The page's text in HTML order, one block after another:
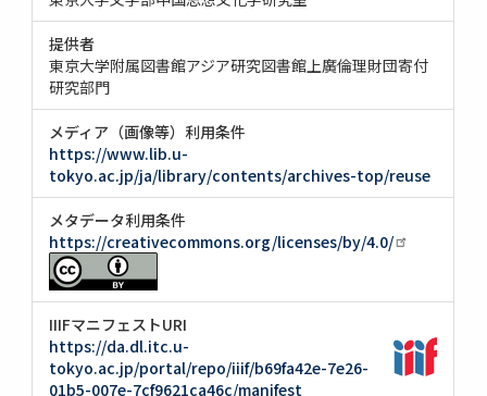
提供者
東京大学附属図書館アジア研究図書館上廣倫理財団寄付
研究部門
メディア（画像等）利用条件
https://www.lib.u-
tokyo.ac.jp/ja/library/contents/archives-top/reuse
メタデータ利用条件
https://creativecommons.org/licenses/by/4.0/
IIIFマニフェストURI
https://da.dl.itc.u-
tokyo.ac.jp/portal/repo/iiif/b69fa42e-7e26-
01b5-007e-7cf9621ca46c/manifest